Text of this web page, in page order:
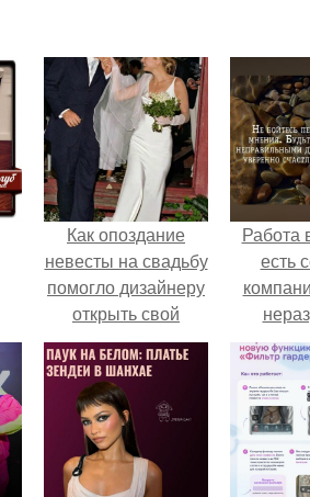
Как опоздание
невесты на свадьбу
помогло дизайнеру
открыть свой
бренд.
Работа
есть
связана
своего
своей
соц